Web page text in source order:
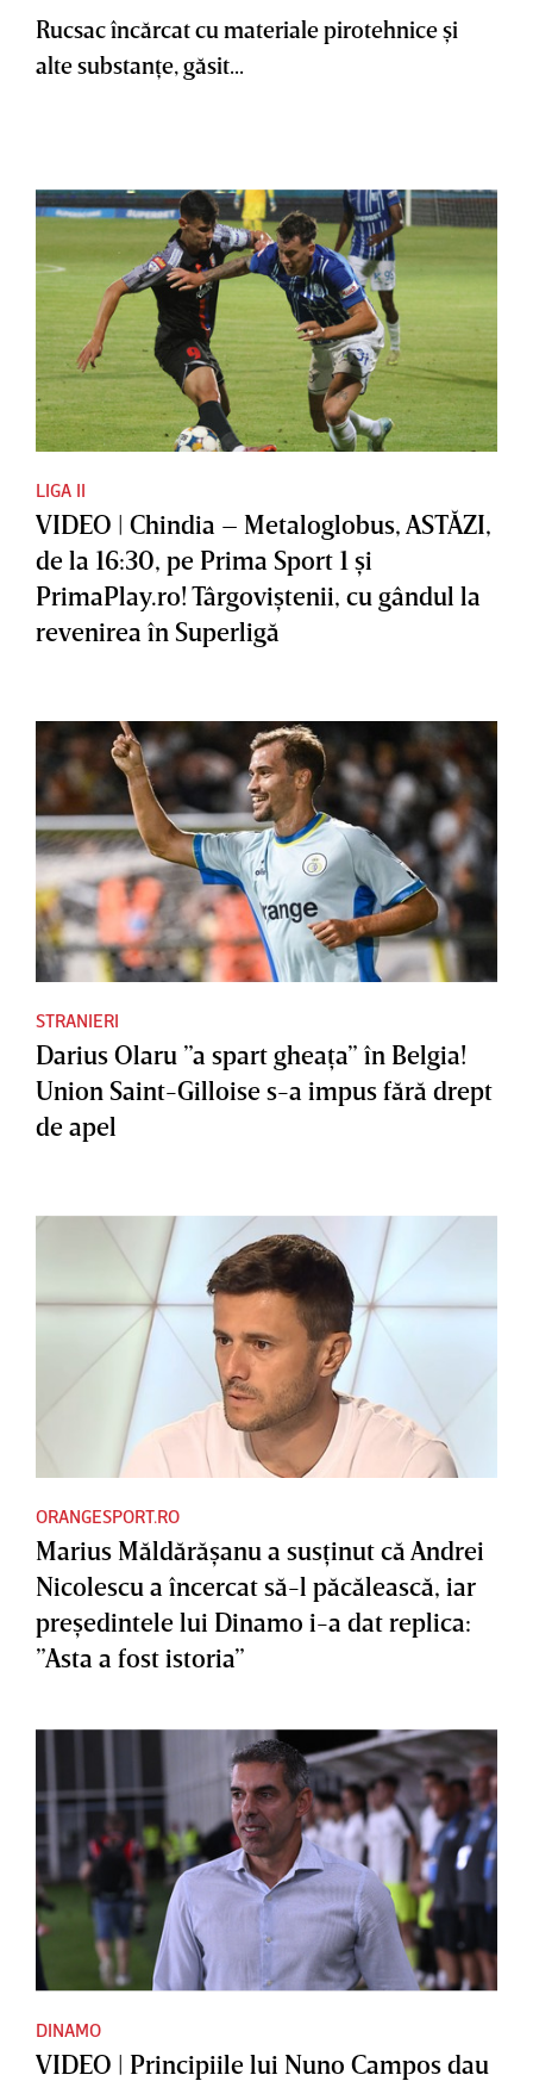
Rucsac încărcat cu materiale pirotehnice şi
alte substanţe, găsit...
LIGA II
VIDEO | Chindia – Metaloglobus, ASTĂZI,
de la 16:30, pe Prima Sport 1 şi
PrimaPlay.ro! Târgoviştenii, cu gândul la
revenirea în Superligă
STRANIERI
Darius Olaru ”a spart gheaţa” în Belgia!
Union Saint-Gilloise s-a impus fără drept
de apel
ORANGESPORT.RO
Marius Măldărăşanu a susţinut că Andrei
Nicolescu a încercat să-l păcălească, iar
preşedintele lui Dinamo i-a dat replica:
”Asta a fost istoria”
DINAMO
VIDEO | Principiile lui Nuno Campos dau